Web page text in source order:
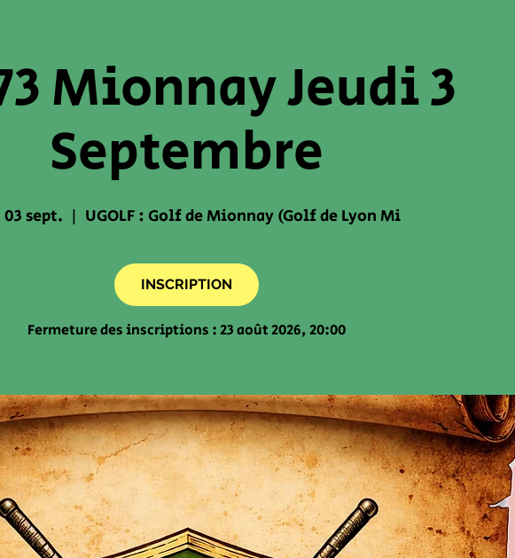
Mionnay Jeudi 3
Septembre
sept.
  |
UGOLF : Golf de Mionnay (Golf de Lyon Mi
INSCRIPTION
Fermeture des inscriptions : 23 août 2026, 20:00